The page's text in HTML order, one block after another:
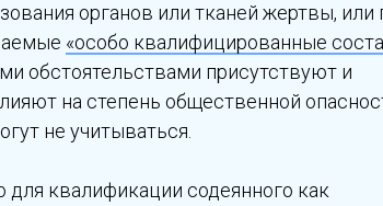
органов или тканей жертвы, или
«особо квалифицированные
обстоятельствами присутствуют и
на степень общественной
не учитываться.
квалификации содеянного как